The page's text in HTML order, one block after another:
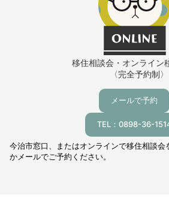
移住相談会・オンライン
〈完全予約制〉
メールで予約
TEL：0898-36-
今治市窓口、またはオンラインで移住相談会
かメールでご予約ください。